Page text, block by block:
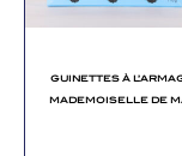
GUINETTES À
MADEMOISELLE DE